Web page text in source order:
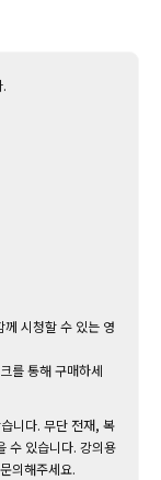
시청할 수 있는 영
를 통해 구매하세
니다. 무단 전재, 복
수 있습니다. 강의용
의해주세요.